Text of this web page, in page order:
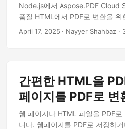
Node.js에서 Aspose.PDF Cloud
품질 HTML에서 PDF로 변환을
April 17, 2025 · Nayyer Shahbaz ·
간편한 HTML을
페이지를 PDF로 변
웹 페이지나 HTML 파일을 PDF
니다. 웹페이지를 PDF로 저장하